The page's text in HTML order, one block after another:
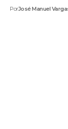
PorJosé Manuel